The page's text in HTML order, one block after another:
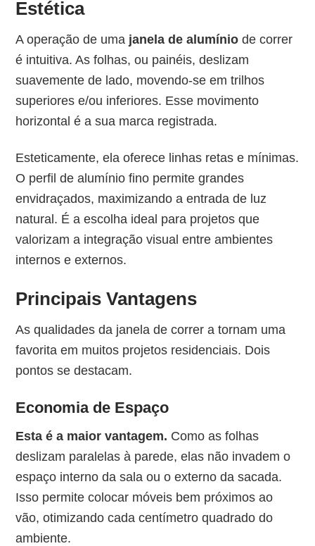
Estética
A operação de uma janela de alumínio de correr
é intuitiva. As folhas, ou painéis, deslizam
suavemente de lado, movendo-se em trilhos
superiores e/ou inferiores. Esse movimento
horizontal é a sua marca registrada.
Esteticamente, ela oferece linhas retas e mínimas.
O perfil de alumínio fino permite grandes
envidraçados, maximizando a entrada de luz
natural. É a escolha ideal para projetos que
valorizam a integração visual entre ambientes
internos e externos.
Principais Vantagens
As qualidades da janela de correr a tornam uma
favorita em muitos projetos residenciais. Dois
pontos se destacam.
Economia de Espaço
Esta é a maior vantagem. Como as folhas
deslizam paralelas à parede, elas não invadem o
espaço interno da sala ou o externo da sacada.
Isso permite colocar móveis bem próximos ao
vão, otimizando cada centímetro quadrado do
ambiente.